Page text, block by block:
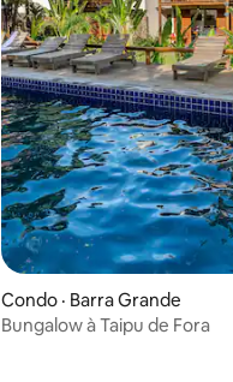
Condo · Barra Grande
Bungalow à Taipu de Fora